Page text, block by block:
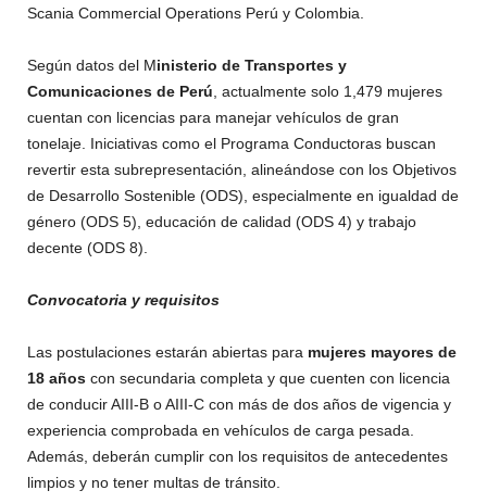
Scania Commercial Operations Perú y Colombia.
Según datos del Ministerio de Transportes y
Comunicaciones de Perú , actualmente solo 1,479 mujeres
cuentan con licencias para manejar vehículos de gran
tonelaje. Iniciativas como el Programa Conductoras buscan
revertir esta subrepresentación, alineándose con los Objetivos
de Desarrollo Sostenible (ODS), especialmente en igualdad de
género (ODS 5), educación de calidad (ODS 4) y trabajo
decente (ODS 8).
Convocatoria y requisitos
Las postulaciones estarán abiertas para mujeres mayores de
18 años con secundaria completa y que cuenten con licencia
de conducir AIII-B o AIII-C con más de dos años de vigencia y
experiencia comprobada en vehículos de carga pesada.
Además, deberán cumplir con los requisitos de antecedentes
limpios y no tener multas de tránsito.